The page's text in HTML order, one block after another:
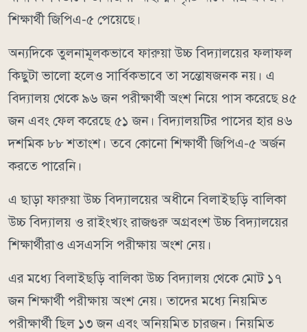
শিক্ষার্থী জিপিএ-৫ পেয়েছে।
অন্যদিকে তুলনামূলকভাবে ফারুয়া উচ্চ বিদ্যালয়ের ফলাফল
কিছুটা ভালো হলেও সার্বিকভাবে তা সন্তোষজনক নয়। এ
বিদ্যালয় থেকে ৯৬ জন পরীক্ষার্থী অংশ নিয়ে পাস করেছে ৪৫
জন এবং ফেল করেছে ৫১ জন। বিদ্যালয়টির পাসের হার ৪৬
দশমিক ৮৮ শতাংশ। তবে কোনো শিক্ষার্থী জিপিএ-৫ অর্জন
করতে পারেনি।
এ ছাড়া ফারুয়া উচ্চ বিদ্যালয়ের অধীনে বিলাইছড়ি বালিকা
উচ্চ বিদ্যালয় ও রাইংখ্যং রাজগুরু অগ্রবংশ উচ্চ বিদ্যালয়ের
শিক্ষার্থীরাও এসএসসি পরীক্ষায় অংশ নেয়।
এর মধ্যে বিলাইছড়ি বালিকা উচ্চ বিদ্যালয় থেকে মোট ১৭
জন শিক্ষার্থী পরীক্ষায় অংশ নেয়। তাদের মধ্যে নিয়মিত
পরীক্ষার্থী ছিল ১৩ জন এবং অনিয়মিত চারজন। নিয়মিত